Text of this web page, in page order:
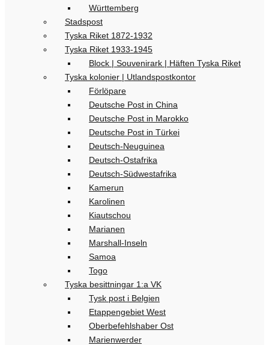
Württemberg
Stadspost
Tyska Riket 1872-1932
Tyska Riket 1933-1945
Block | Souvenirark | Häften Tyska Riket
Tyska kolonier | Utlandspostkontor
Förlöpare
Deutsche Post in China
Deutsche Post in Marokko
Deutsche Post in Türkei
Deutsch-Neuguinea
Deutsch-Ostafrika
Deutsch-Südwestafrika
Kamerun
Karolinen
Kiautschou
Marianen
Marshall-Inseln
Samoa
Togo
Tyska besittningar 1:a VK
Tysk post i Belgien
Etappengebiet West
Oberbefehlshaber Ost
Marienwerder